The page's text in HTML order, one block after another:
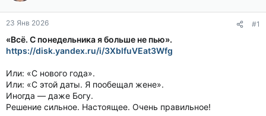
м
ы
л
23 Янв 2026 #1
«Всё. С понедельника я больше не пью».
https://disk.yandex.ru/i/3XblfuVEat3Wfg
Или: «С нового года».
Или: «С этой даты. Я пообещал жене».
Иногда — даже Богу.
Решение сильное. Настоящее. Очень правильное!